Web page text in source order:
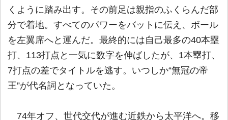
くように踏み出す。その前足は親指のふくらんだ部
分で着地。すべてのパワーをバットに伝え、ボール
を左翼席へと運んだ。最終的には自己最多の40本塁
打、113打点と一気に数字を伸ばしたが、1本塁打、
7打点の差でタイトルを逃す。いつしか“無冠の帝
王”が代名詞となっていた。
74年オフ、世代交代が進む近鉄から太平洋へ。移